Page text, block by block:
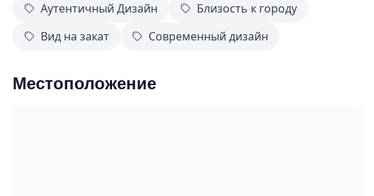
Аутентичный Дизайн
Близость к городу
Вид на закат
Современный дизайн
Местоположение